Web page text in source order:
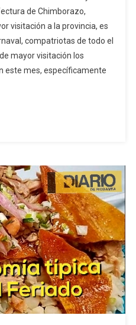
de Chimborazo,
visitación a la provincia, es
compatriotas de todo el
mayor visitación los
este mes, específicamente